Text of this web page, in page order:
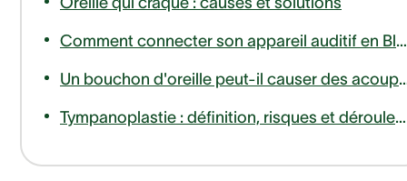
Comment connecter son appareil auditif en Bluetooth à son téléphone ou télévision ?
Un bouchon d'oreille
Tympanoplastie : définition, risques et déroulement